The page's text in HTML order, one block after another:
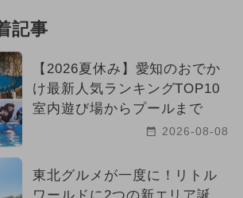
記事
【2026夏休み】愛知のおでか
け最新人気ランキングTOP10
室内遊び場からプールまで
2026-08-08
東北グルメが一度に！リトル
ワールドに2つの新エリア誕